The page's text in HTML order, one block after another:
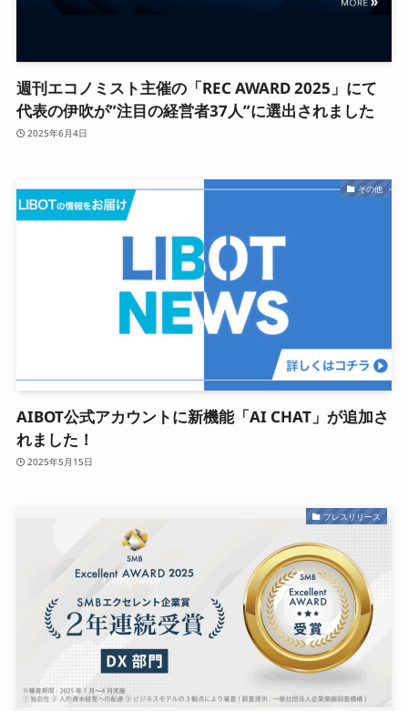
週刊エコノミスト主催の「REC AWARD 2025」にて
代表の伊吹が”注目の経営者37人”に選出されました
2025年6月4日
その他
AIBOT公式アカウントに新機能「AI CHAT」が追加さ
れました！
2025年5月15日
プレスリリース